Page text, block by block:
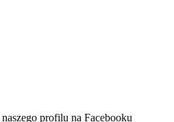
profilu na Facebooku